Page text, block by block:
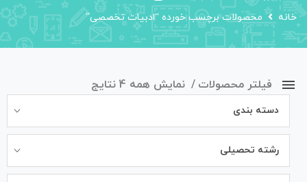
خانه محصولات برچسب خورده “ادبیات تخصصی”
فیلتر محصولات نمایش همه 4 نتایج
دسته بندی
رشته تحصیلی